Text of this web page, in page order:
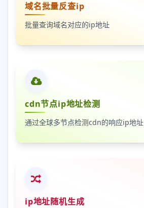
域名批量反查ip
批量查询域名对应的ip地址
cdn节点ip地址检测
通过全球多节点检测cdn的响应ip地址
ip地址随机生成